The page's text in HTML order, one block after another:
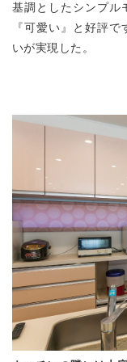
基調としたシンプル
『可愛い』と好評
いが実現した。